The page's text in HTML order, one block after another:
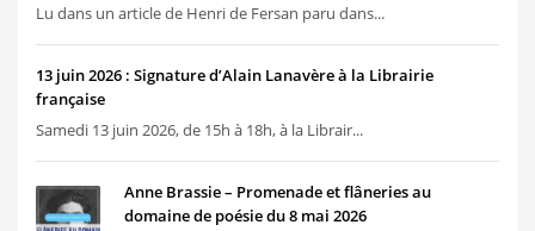
Lu dans un article de Henri de Fersan paru dans...
13 juin 2026 : Signature d’Alain Lanavère à la Librairie
française
Samedi 13 juin 2026, de 15h à 18h, à la Librair...
Anne Brassie – Promenade et flâneries au
domaine de poésie du 8 mai 2026